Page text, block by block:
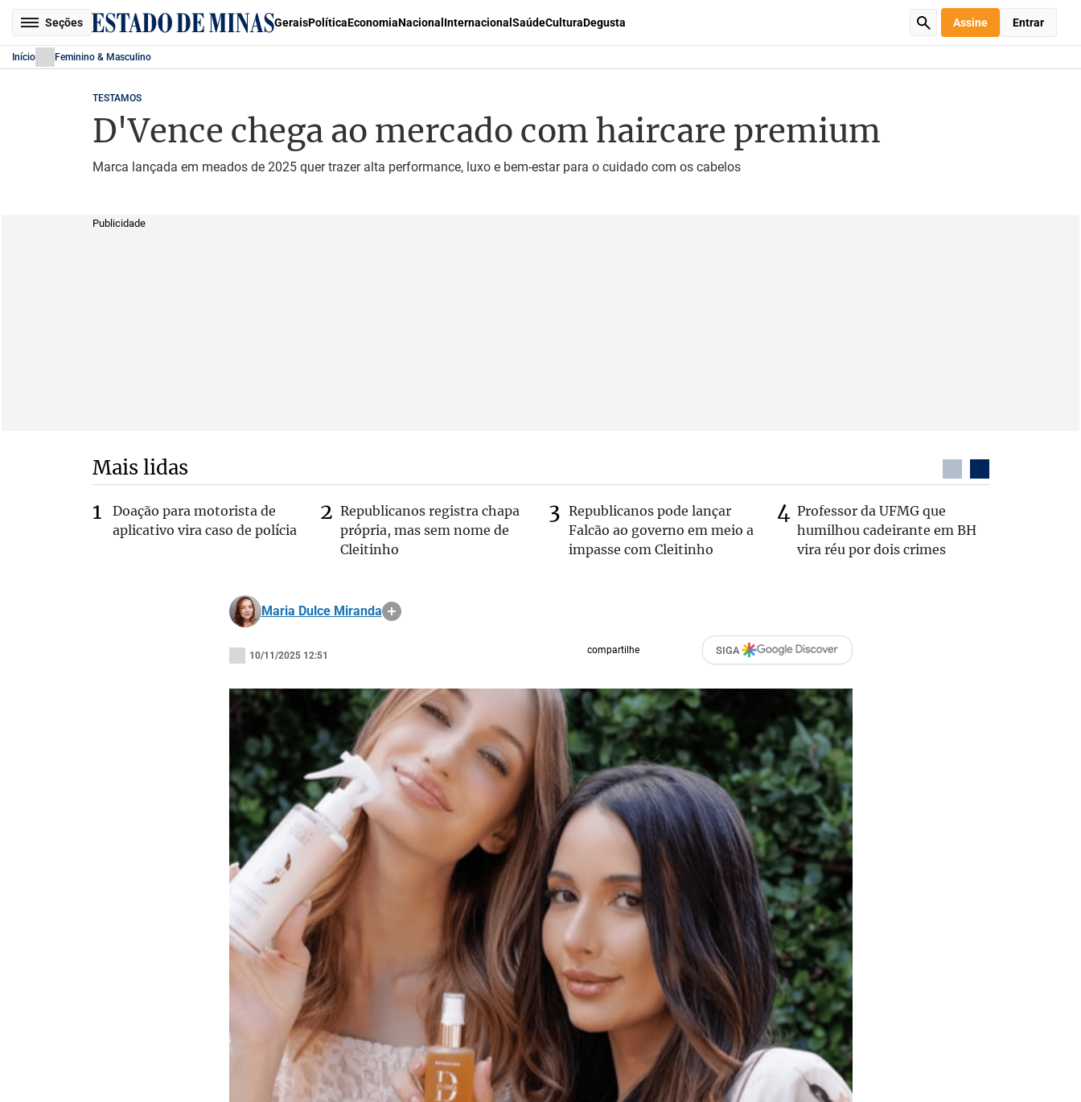
Seções GeraisPolíticaEconomiaNacional Internacional SaúdeCulturaDegusta Assine Entrar
Início Feminino & Masculino
TESTAMOS
D'Vence chega ao mercado com haircare premium
Marca lançada em meados de 2025 quer trazer alta performance, luxo e bem-estar para o cuidado com os cabelos
Publicidade
Mais lidas
Doação para motorista de
aplicativo vira caso de polícia
Republicanos registra chapa
própria, mas sem nome de
Cleitinho
Republicanos pode lançar
Falcão ao governo em meio a
impasse com Cleitinho
Professor da UFMG que
humilhou cadeirante em BH
vira réu por dois crimes
Maria Dulce Miranda
10/11/2025 12:51 compartilhe SIGA